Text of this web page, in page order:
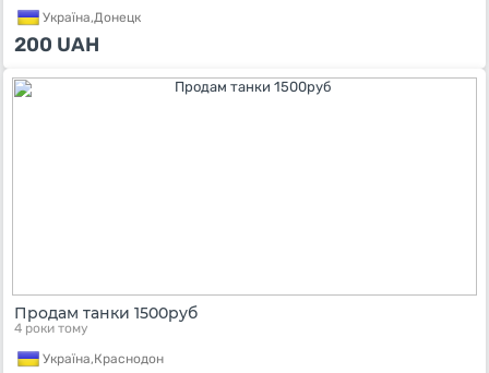
Україна,Донецк
200 UAH
Продам танки 1500руб
4 роки тому
Україна,Краснодон